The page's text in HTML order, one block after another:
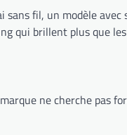
fil, un modèle
qui brillent plus que
ne cherche pas